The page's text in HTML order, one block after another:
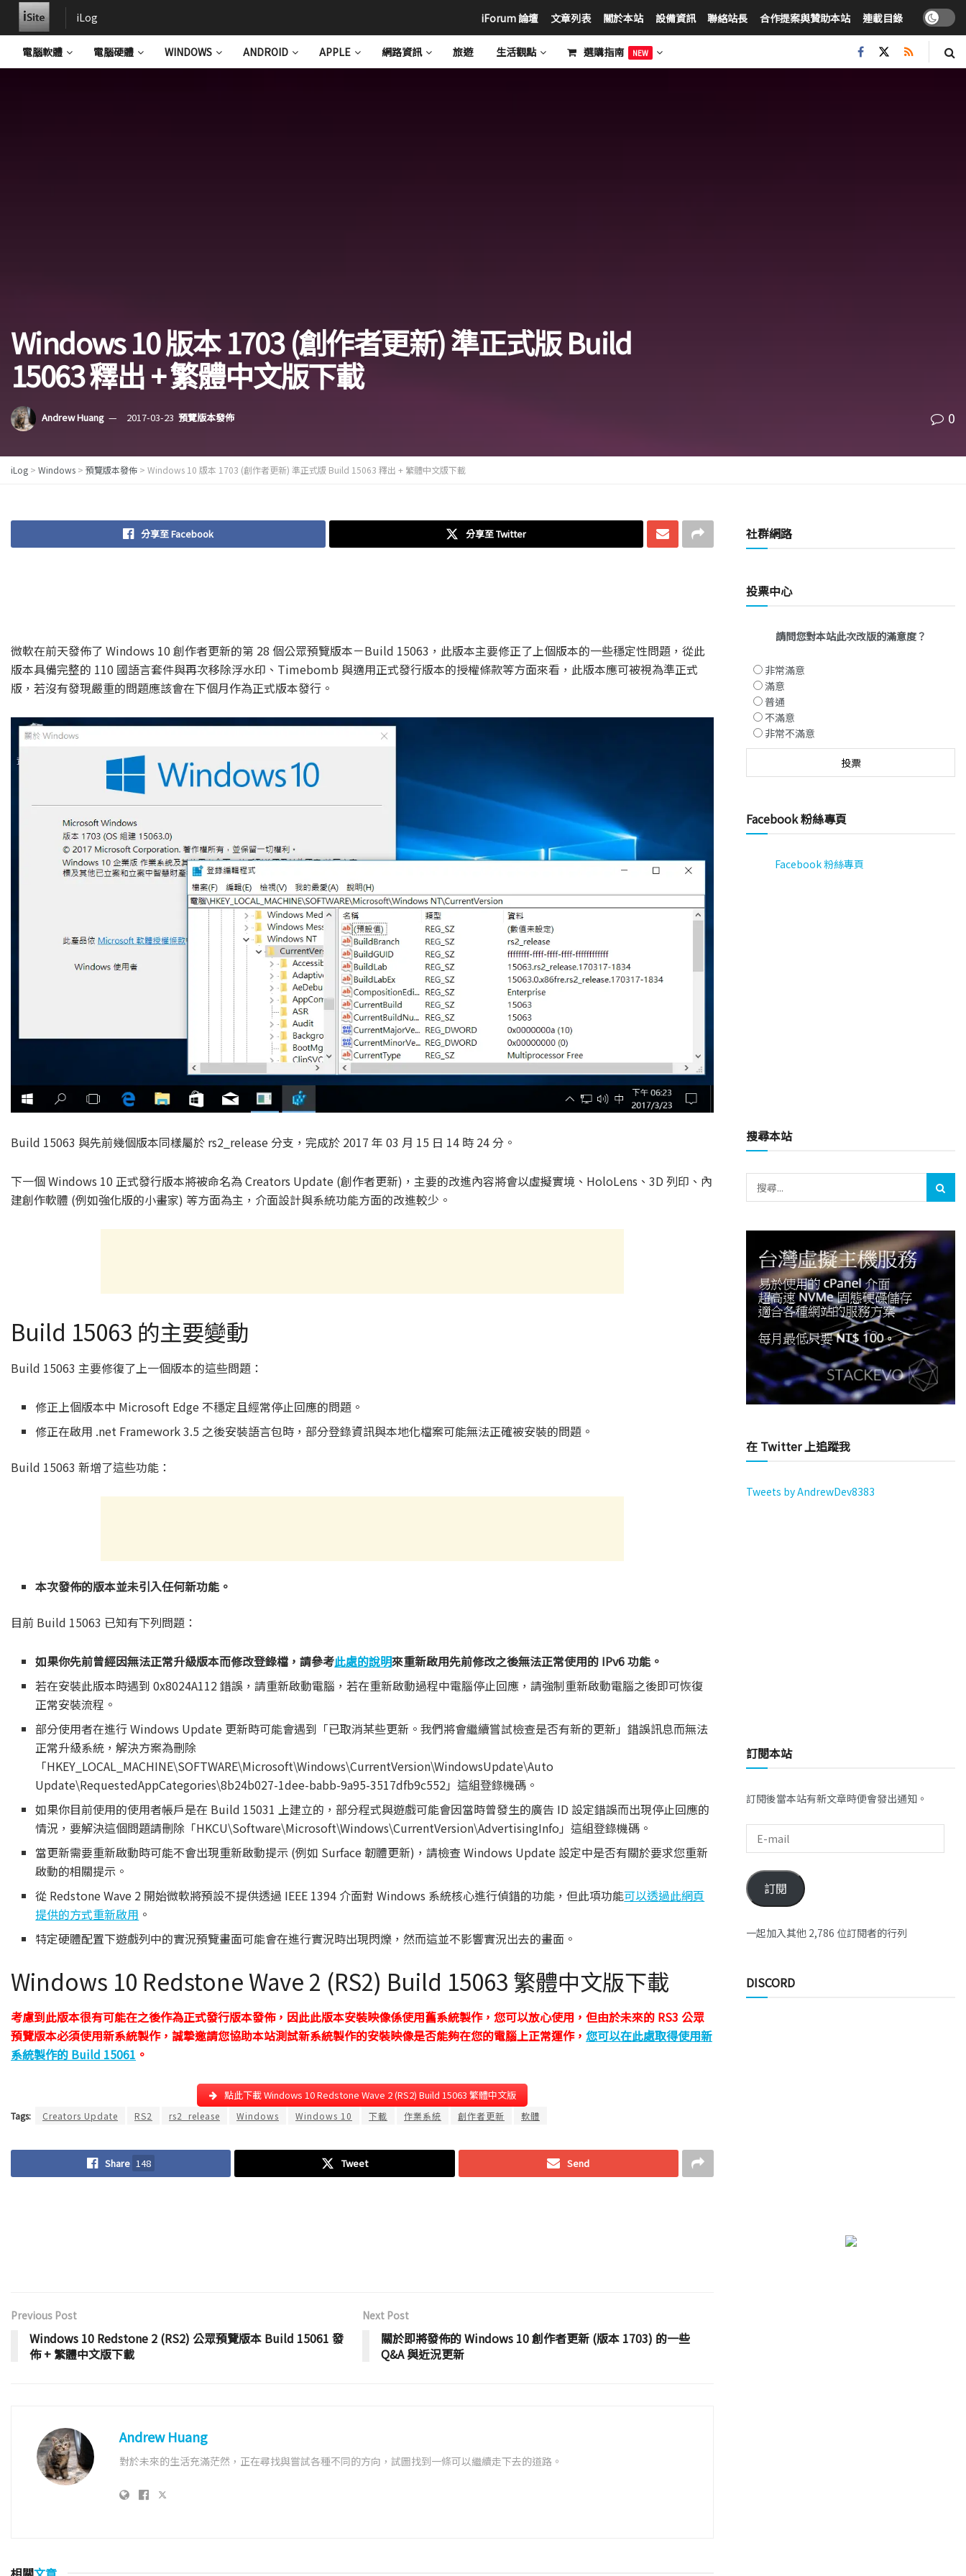
iLog iForum 論壇 文章列表 關於本站 設備資訊 聯絡站長 合作提案與贊助本站 連載目錄
電腦軟體 電腦硬體 WINDOWS ANDROID APPLE 網路資訊 旅遊 生活觀點 選購指南 NEW
Windows 10 版本 1703 (創作者更新) 準正式版 Build
15063 釋出 + 繁體中文版下載
Andrew Huang 2017-03-23 預覽版本發佈 0
iLog > Windows > 預覽版本發佈 > Windows 10 版本 1703 (創作者更新) 準正式版 Build 15063 釋出 + 繁體中文版下載
分享至 Facebook 分享至 Twitter
微軟在前天發佈了 Windows 10 創作者更新的第 28 個公眾預覽版本－Build 15063，此版本主要修正了上個版本的一些穩定性問題，從此
版本具備完整的 110 國語言套件與再次移除浮水印、Timebomb 與適用正式發行版本的授權條款等方面來看，此版本應可被視為準正式
版，若沒有發現嚴重的問題應該會在下個月作為正式版本發行。
Build 15063 與先前幾個版本同樣屬於 rs2_release 分支，完成於 2017 年 03 月 15 日 14 時 24 分。
下一個 Windows 10 正式發行版本將被命名為 Creators Update (創作者更新)，主要的改進內容將會以虛擬實境、HoloLens、3D 列印、內
建創作軟體 (例如強化版的小畫家) 等方面為主，介面設計與系統功能方面的改進較少。
Build 15063 的主要變動
Build 15063 主要修復了上一個版本的這些問題：
修正上個版本中 Microsoft Edge 不穩定且經常停止回應的問題。
修正在啟用 .net Framework 3.5 之後安裝語言包時，部分登錄資訊與本地化檔案可能無法正確被安裝的問題。
Build 15063 新增了這些功能：
本次發佈的版本並未引入任何新功能。
目前 Build 15063 已知有下列問題：
如果你先前曾經因無法正常升級版本而修改登錄檔，請參考此處的說明來重新啟用先前修改之後無法正常使用的 IPv6 功能。
若在安裝此版本時遇到 0x8024A112 錯誤，請重新啟動電腦，若在重新啟動過程中電腦停止回應，請強制重新啟動電腦之後即可恢復
正常安裝流程。
部分使用者在進行 Windows Update 更新時可能會遇到「已取消某些更新。我們將會繼續嘗試檢查是否有新的更新」錯誤訊息而無法
正常升級系統，解決方案為刪除
「HKEY_LOCAL_MACHINE\SOFTWARE\Microsoft\Windows\CurrentVersion\WindowsUpdate\Auto
Update\RequestedAppCategories\8b24b027-1dee-babb-9a95-3517dfb9c552」這組登錄機碼。
如果你目前使用的使用者帳戶是在 Build 15031 上建立的，部分程式與遊戲可能會因當時曾發生的廣告 ID 設定錯誤而出現停止回應的
情況，要解決這個問題請刪除「HKCU\Software\Microsoft\Windows\CurrentVersion\AdvertisingInfo」這組登錄機碼。
當更新需要重新啟動時可能不會出現重新啟動提示 (例如 Surface 韌體更新)，請檢查 Windows Update 設定中是否有關於要求您重新
啟動的相關提示。
從 Redstone Wave 2 開始微軟將預設不提供透過 IEEE 1394 介面對 Windows 系統核心進行偵錯的功能，但此項功能可以透過此網頁
提供的方式重新啟用 。
特定硬體配置下遊戲列中的實況預覽畫面可能會在進行實況時出現閃爍，然而這並不影響實況出去的畫面。
Windows 10 Redstone Wave 2 (RS2) Build 15063 繁體中文版下載
考慮到此版本很有可能在之後作為正式發行版本發佈，因此此版本安裝映像係使用舊系統製作，您可以放心使用，但由於未來的 RS3 公眾
預覽版本必須使用新系統製作，誠摯邀請您協助本站測試新系統製作的安裝映像是否能夠在您的電腦上正常運作， 您可以在此處取得使用新
系統製作的 Build 15061 。
點此下載 Windows 10 Redstone Wave 2 (RS2) Build 15063 繁體中文版
Tags: Creators Update RS2 rs2_release Windows Windows 10 下載 作業系統 創作者更新 軟體
Share 148 Tweet Send
Previous Post
Windows 10 Redstone 2 (RS2) 公眾預覽版本 Build 15061 發
佈 + 繁體中文版下載
Next Post
關於即將發佈的 Windows 10 創作者更新 (版本 1703) 的一些
Q&A 與近況更新
Andrew Huang
對於未來的生活充滿茫然，正在尋找與嘗試各種不同的方向，試圖找到一條可以繼續走下去的道路。
社群網路
投票中心
請問您對本站此次改版的滿意度？
非常滿意
滿意
普通
不滿意
非常不滿意
Facebook 粉絲專頁
Facebook 粉絲專頁
搜尋本站
在 Twitter 上追蹤我
Tweets by AndrewDev8383
訂閱本站
訂閱後當本站有新文章時便會發出通知。
訂閱
一起加入其他 2,786 位訂閱者的行列
DISCORD